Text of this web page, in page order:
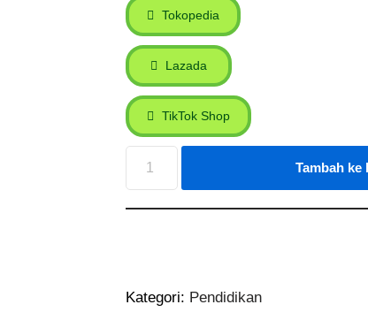
Tokopedia
Lazada
TikTok Shop
Tambah ke
Kategori: Pendidikan